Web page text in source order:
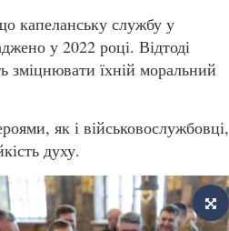
капеланську службу у
у 2022 році. Відтоді
зміцнювати їхній моральний
як і військовослужбовці,
духу.